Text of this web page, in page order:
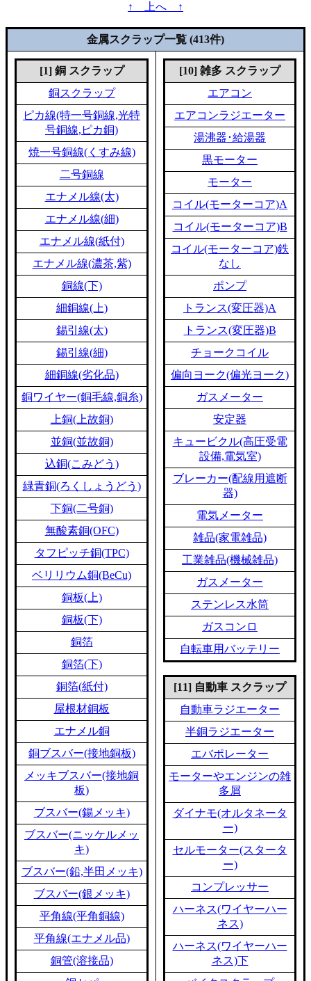
↑ 上へ ↑
金属スクラップ一覧 (413件)
[1] 銅 スクラップ
銅スクラップ
ピカ線(特一号銅線,光特
号銅線,ピカ銅)
焼一号銅線(くすみ線)
二号銅線
エナメル線(太)
エナメル線(細)
エナメル線(紙付)
エナメル線(濃茶,紫)
銅線(下)
細銅線(上)
錫引線(太)
錫引線(細)
細銅線(劣化品)
銅ワイヤー(銅毛線,銅糸)
上銅(上故銅)
並銅(並故銅)
込銅(こみどう)
緑青銅(ろくしょうどう)
下銅(二号銅)
無酸素銅(OFC)
タフピッチ銅(TPC)
ベリリウム銅(BeCu)
銅板(上)
銅板(下)
銅箔
銅箔(下)
銅箔(紙付)
屋根材銅板
エナメル銅
銅ブスバー(接地銅板)
メッキブスバー(接地銅
板)
ブスバー(錫メッキ)
ブスバー(ニッケルメッ
キ)
ブスバー(鉛,半田メッキ)
ブスバー(銀メッキ)
平角線(平角銅線)
平角線(エナメル品)
銅管(溶接品)
[10] 雑多 スクラップ
エアコン
エアコンラジエーター
湯沸器･給湯器
黒モーター
モーター
コイル(モーターコア)A
コイル(モーターコア)B
コイル(モーターコア)鉄
なし
ポンプ
トランス(変圧器)A
トランス(変圧器)B
チョークコイル
偏向ヨーク(偏光ヨーク)
ガスメーター
安定器
キュービクル(高圧受電
設備,電気室)
ブレーカー(配線用遮断
器)
電気メーター
雑品(家電雑品)
工業雑品(機械雑品)
ガスメーター
ステンレス水筒
ガスコンロ
自転車用バッテリー
[11] 自動車 スクラップ
自動車ラジエーター
半銅ラジエーター
エバポレーター
モーターやエンジンの雑
多屑
ダイナモ(オルタネータ
ー)
セルモーター(スタータ
ー)
コンプレッサー
ハーネス(ワイヤーハー
ネス)
ハーネス(ワイヤーハー
ネス)下